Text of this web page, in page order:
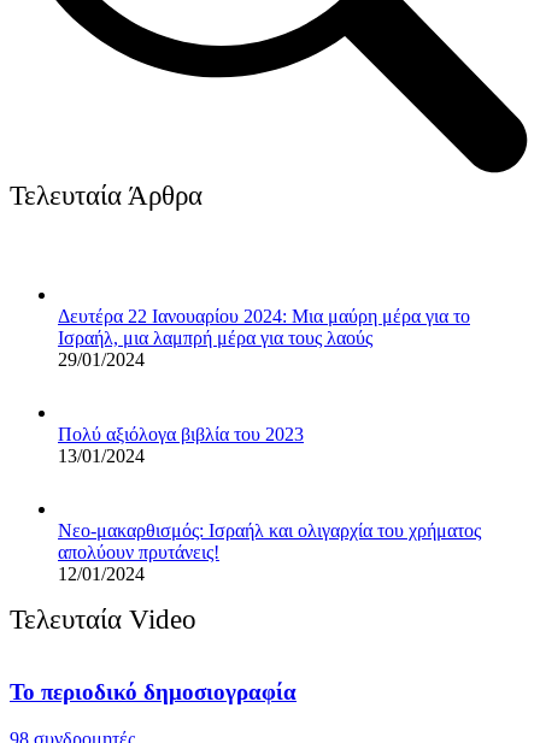
Τελευταία Άρθρα
Δευτέρα 22 Ιανουαρίου 2024: Μια μαύρη μέρα για το
Ισραήλ, μια λαμπρή μέρα για τους λαούς
29/01/2024
Πολύ αξιόλογα βιβλία του 2023
13/01/2024
Νεο-μακαρθισμός: Ισραήλ και ολιγαρχία του χρήματος
απολύουν πρυτάνεις!
12/01/2024
Τελευταία Video
Το περιοδικό δημοσιογραφία
98 συνδρομητές